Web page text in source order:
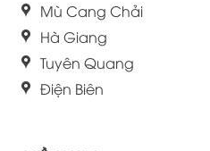
Mù Cang Chải
Hà Giang
Tuyên Quang
Điện Biên